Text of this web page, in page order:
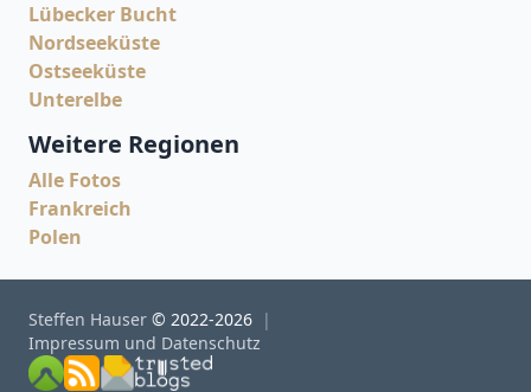
Lübecker Bucht
Nordseeküste
Ostseeküste
Unterelbe
Weitere Regionen
Alle Fotos
Frankreich
Polen
Steffen Hauser © 2022-2026
Impressum und Datenschutz